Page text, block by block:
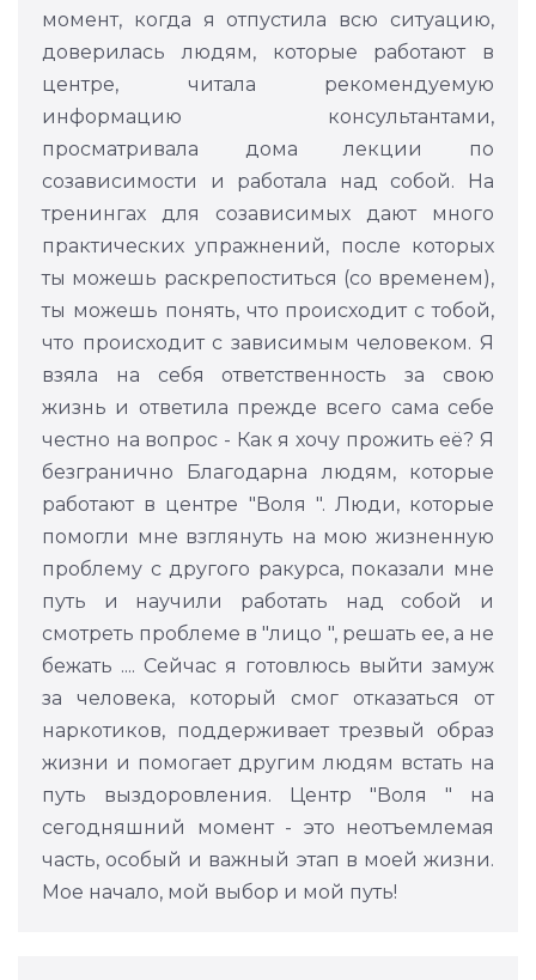
момент, когда я отпустила всю ситуацию,
доверилась людям, которые работают в
центре, читала рекомендуемую
информацию консультантами,
просматривала дома лекции по
созависимости и работала над собой. На
тренингах для созависимых дают много
практических упражнений, после которых
ты можешь раскрепоститься (со временем),
ты можешь понять, что происходит с тобой,
что происходит с зависимым человеком. Я
взяла на себя ответственность за свою
жизнь и ответила прежде всего сама себе
честно на вопрос - Как я хочу прожить её? Я
безгранично Благодарна людям, которые
работают в центре "Воля ". Люди, которые
помогли мне взглянуть на мою жизненную
проблему с другого ракурса, показали мне
путь и научили работать над собой и
смотреть проблеме в "лицо ", решать ее, а не
бежать .... Сейчас я готовлюсь выйти замуж
за человека, который смог отказаться от
наркотиков, поддерживает трезвый образ
жизни и помогает другим людям встать на
путь выздоровления. Центр "Воля " на
сегодняшний момент - это неотъемлемая
часть, особый и важный этап в моей жизни.
Мое начало, мой выбор и мой путь!